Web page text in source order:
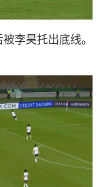
李昊托出底线。